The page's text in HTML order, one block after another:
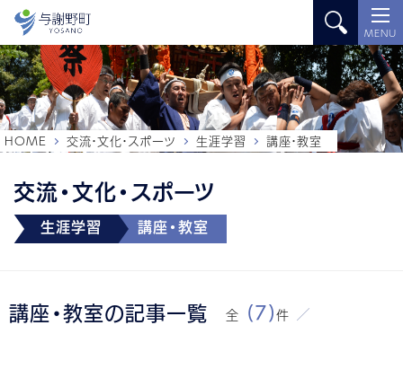
MENU
交流・文化・スポーツ
生涯学習 講座・教室
HOME 交流・文化・スポーツ 生涯学習 講座・教室
講座・教室の記事一覧 全 (7)件